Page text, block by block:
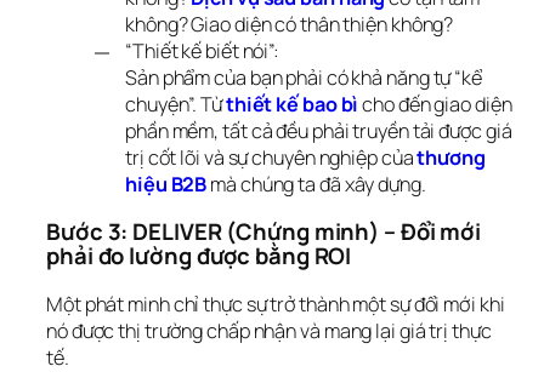
không? Giao diện có thân thiện không?
“Thiết kế biết nói”:
Sản phẩm của bạn phải có khả năng tự “kể
chuyện”. Từthiết kế bao bìcho đến giao diện
phần mềm, tất cả đều phải truyền tải được giá
trị cốt lõi và sự chuyên nghiệp củathương
hiệu B2Bmà chúng ta đã xây dựng.
Bước 3: DELIVER (Chứng minh) – Đổi mới
phải đo lường được bằng ROI
Một phát minh chỉ thực sự trở thành một sự đổi mới khi
nó được thị trường chấp nhận và mang lại giá trị thực
tế.